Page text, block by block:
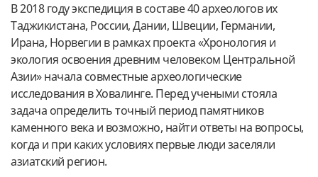
В 2018 году экспедиция в составе 40 археологов их
Таджикистана, России, Дании, Швеции, Германии,
Ирана, Норвегии в рамках проекта «Хронология и
экология освоения древним человеком Центральной
Азии» начала совместные археологические
исследования в Ховалинге. Перед учеными стояла
задача определить точный период памятников
каменного века и возможно, найти ответы на вопросы,
когда и при каких условиях первые люди заселяли
азиатский регион.